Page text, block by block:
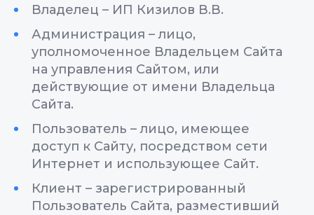
Владелец – ИП Кизилов В.В.
Администрация – лицо,
уполномоченное Владельцем Сайта
на управления Сайтом, или
действующие от имени Владельца
Сайта.
Пользователь – лицо, имеющее
доступ к Сайту, посредством сети
Интернет и использующее Сайт.
Клиент – зарегистрированный
Пользователь Сайта, разместивший